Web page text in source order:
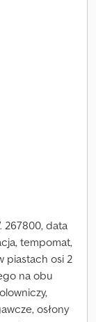
267800, data
tempomat,
piastach osi 2
na obu
osłony